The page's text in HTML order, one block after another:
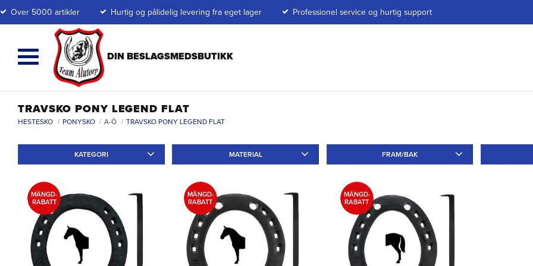
Over 5000 artikler Hurtig og pålidelig levering fra eget lager Professionel service og hurtig support
TRAVSKO PONY LEGEND FLAT
HESTESKO PONYSKO A-Ö TRAVSKO PONY LEGEND FLAT
KATEGORI MATERIAL FRAM/BAK
MÄNGD-
RABATT
MÄNGD-
RABATT
MÄNGD-
RABATT